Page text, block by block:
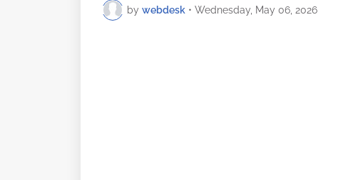
by webdesk • Wednesday, May 06, 2026